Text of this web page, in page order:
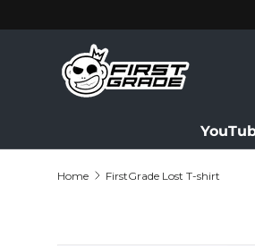
Skip to content
Home FirstGrade Lost T-shirt